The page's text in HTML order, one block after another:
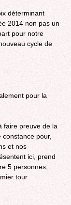
déterminant
2014 non pas un
pour notre
cycle de
pour la
faire preuve de la
pour,
et nos
ici, prend
5 personnes,
tour.